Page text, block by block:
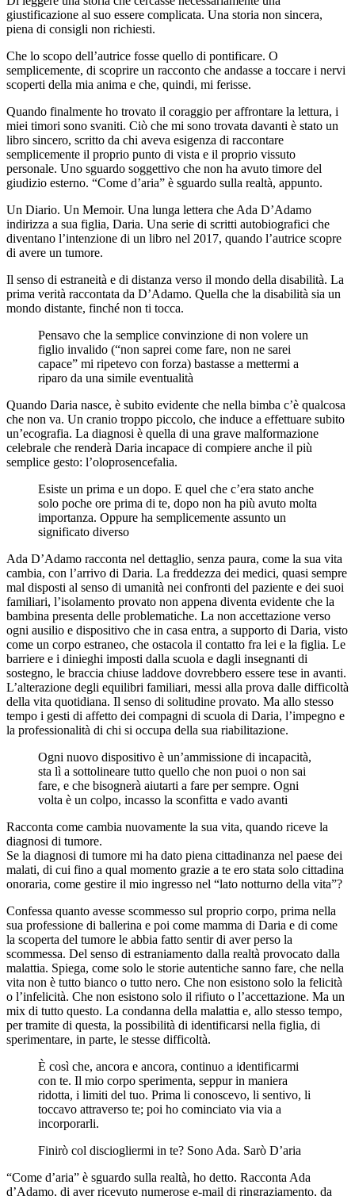
giustificazione al suo essere complicata. Una storia non sincera,
piena di consigli non richiesti.
Che lo scopo dell’autrice fosse quello di pontificare. O
semplicemente, di scoprire un racconto che andasse a toccare i nervi
scoperti della mia anima e che, quindi, mi ferisse.
Quando finalmente ho trovato il coraggio per affrontare la lettura, i
miei timori sono svaniti. Ciò che mi sono trovata davanti è stato un
libro sincero, scritto da chi aveva esigenza di raccontare
semplicemente il proprio punto di vista e il proprio vissuto
personale. Uno sguardo soggettivo che non ha avuto timore del
giudizio esterno. “Come d’aria” è sguardo sulla realtà, appunto.
Un Diario. Un Memoir. Una lunga lettera che Ada D’Adamo
indirizza a sua figlia, Daria. Una serie di scritti autobiografici che
diventano l’intenzione di un libro nel 2017, quando l’autrice scopre
di avere un tumore.
Il senso di estraneità e di distanza verso il mondo della disabilità. La
prima verità raccontata da D’Adamo. Quella che la disabilità sia un
mondo distante, finché non ti tocca.
Pensavo che la semplice convinzione di non volere un
figlio invalido (“non saprei come fare, non ne sarei
capace” mi ripetevo con forza) bastasse a mettermi a
riparo da una simile eventualità
Quando Daria nasce, è subito evidente che nella bimba c’è qualcosa
che non va. Un cranio troppo piccolo, che induce a effettuare subito
un’ecografia. La diagnosi è quella di una grave malformazione
celebrale che renderà Daria incapace di compiere anche il più
semplice gesto: l’oloprosencefalia.
Esiste un prima e un dopo. E quel che c’era stato anche
solo poche ore prima di te, dopo non ha più avuto molta
importanza. Oppure ha semplicemente assunto un
significato diverso
Ada D’Adamo racconta nel dettaglio, senza paura, come la sua vita
cambia, con l’arrivo di Daria. La freddezza dei medici, quasi sempre
mal disposti al senso di umanità nei confronti del paziente e dei suoi
familiari, l’isolamento provato non appena diventa evidente che la
bambina presenta delle problematiche. La non accettazione verso
ogni ausilio e dispositivo che in casa entra, a supporto di Daria, visto
come un corpo estraneo, che ostacola il contatto fra lei e la figlia. Le
barriere e i dinieghi imposti dalla scuola e dagli insegnanti di
sostegno, le braccia chiuse laddove dovrebbero essere tese in avanti.
L’alterazione degli equilibri familiari, messi alla prova dalle difficoltà
della vita quotidiana. Il senso di solitudine provato. Ma allo stesso
tempo i gesti di affetto dei compagni di scuola di Daria, l’impegno e
la professionalità di chi si occupa della sua riabilitazione.
Ogni nuovo dispositivo è un’ammissione di incapacità,
sta lì a sottolineare tutto quello che non puoi o non sai
fare, e che bisognerà aiutarti a fare per sempre. Ogni
volta è un colpo, incasso la sconfitta e vado avanti
Racconta come cambia nuovamente la sua vita, quando riceve la
diagnosi di tumore.
Se la diagnosi di tumore mi ha dato piena cittadinanza nel paese dei
malati, di cui fino a qual momento grazie a te ero stata solo cittadina
onoraria, come gestire il mio ingresso nel “lato notturno della vita”?
Confessa quanto avesse scommesso sul proprio corpo, prima nella
sua professione di ballerina e poi come mamma di Daria e di come
la scoperta del tumore le abbia fatto sentir di aver perso la
scommessa. Del senso di estraniamento dalla realtà provocato dalla
malattia. Spiega, come solo le storie autentiche sanno fare, che nella
vita non è tutto bianco o tutto nero. Che non esistono solo la felicità
o l’infelicità. Che non esistono solo il rifiuto o l’accettazione. Ma un
mix di tutto questo. La condanna della malattia e, allo stesso tempo,
per tramite di questa, la possibilità di identificarsi nella figlia, di
sperimentare, in parte, le stesse difficoltà.
È così che, ancora e ancora, continuo a identificarmi
con te. Il mio corpo sperimenta, seppur in maniera
ridotta, i limiti del tuo. Prima li conoscevo, li sentivo, li
toccavo attraverso te; poi ho cominciato via via a
incorporarli.
Finirò col disciogliermi in te? Sono Ada. Sarò D’aria
“Come d’aria” è sguardo sulla realtà, ho detto. Racconta Ada
d’Adamo, di aver ricevuto numerose e-mail di ringraziamento, da